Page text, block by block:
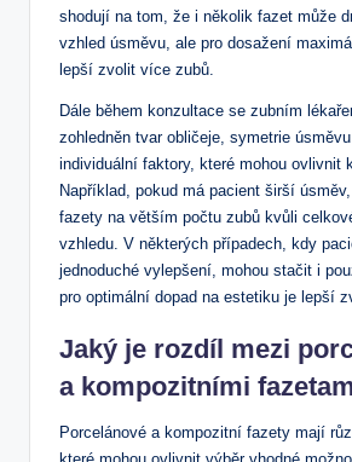
shodují na tom, že i několik fazet může
vzhled úsměvu, ale pro dosažení
lepší zvolit více zubů.
Dále během konzultace se zubním
zohledněn tvar obličeje, symetrie
individuální faktory, které mohou ovlivnit
Například, pokud má pacient širší
fazety na větším počtu zubů kvůli
vzhledu. V některých případech, kdy
jednoduché vylepšení, mohou stačit i
pro optimální dopad na estetiku je lepší
Jaký je rozdíl mezi
a kompozitními
Porcelánové a kompozitní fazety mají